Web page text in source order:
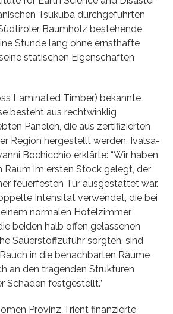
Tsukuba durchgeführten
Baumholz bestehende
Stunde lang ohne ernsthafte
statischen Eigenschaften
Laminated Timber) bekannte
besteht aus rechtwinklig
Panelen, die aus zertifizierten
Region hergestellt werden. Ivalsa-
Bochicchio erklärte: “Wir haben
Raum im ersten Stock gelegt, der
feuerfesten Tür ausgestattet war.
Intensität verwendet, die bei
normalen Hotelzimmer
beiden halb offen gelassenen
Sauerstoffzufuhr sorgten, sind
in die benachbarten Räume
an den tragenden Strukturen
Schaden festgestellt.”
Provinz Trient finanzierte